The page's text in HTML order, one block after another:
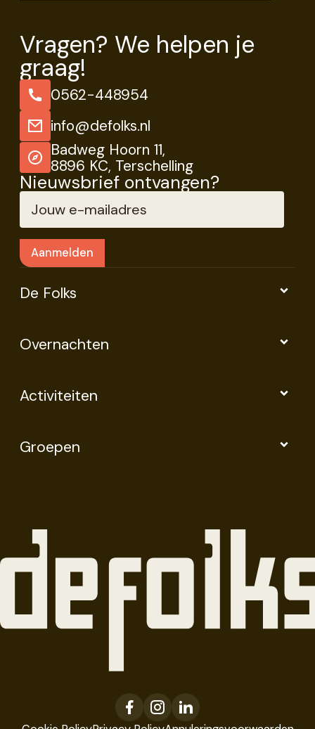
Vragen? We helpen je
graag!
0562-448954
info@defolks.nl
Badweg Hoorn 11,
8896 KC, Terschelling
Nieuwsbrief ontvangen?
De Folks
Overnachten
Activiteiten
Groepen